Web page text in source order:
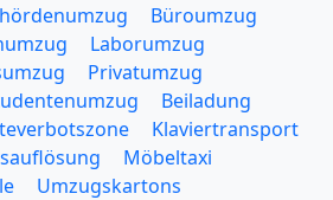
Büroumzug
Laborumzug
Privatumzug
Beiladung
Klaviertransport
Möbeltaxi
Umzugskartons